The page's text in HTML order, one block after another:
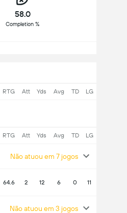
58.0
Completion %
RTG Att Yds Avg TD LG
RTG Att Yds Avg TD LG
Não atuou em 7 jogos
64.6 2 12 6 0 11
Não atuou em 3 jogos